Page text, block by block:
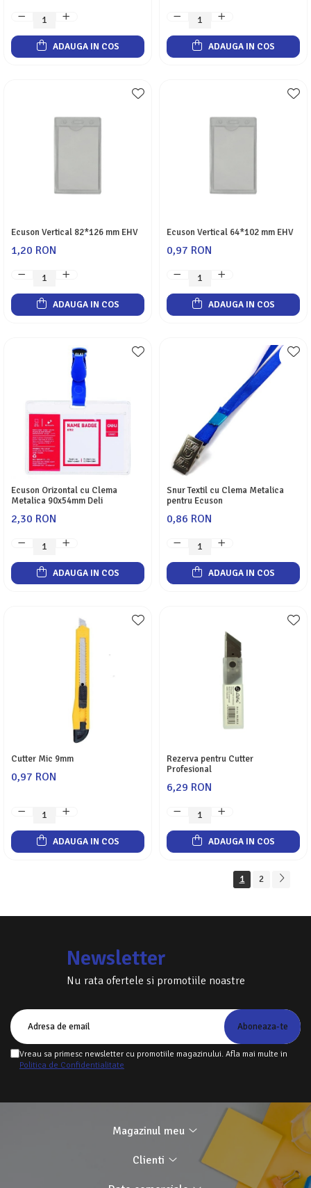
ADAUGA IN COS ADAUGA IN COS
Ecuson Vertical 82*126 mm EHV
1,20 RON
ADAUGA IN COS
Ecuson Vertical 64*102 mm EHV
0,97 RON
ADAUGA IN COS
Ecuson Orizontal cu Clema
Metalica 90x54mm Deli
2,30 RON
ADAUGA IN COS
Snur Textil cu Clema Metalica
pentru Ecuson
0,86 RON
ADAUGA IN COS
Cutter Mic 9mm
0,97 RON
ADAUGA IN COS
Rezerva pentru Cutter
Profesional
6,29 RON
ADAUGA IN COS
1 2
Newsletter
Nu rata ofertele si promotiile noastre
Vreau sa primesc newsletter cu promotiile magazinului. Afla mai multe in
Politica de Confidentialitate
Magazinul meu
Clienti